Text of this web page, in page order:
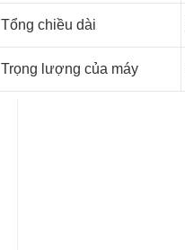
Tổng chiều dài
Trọng lượng của máy